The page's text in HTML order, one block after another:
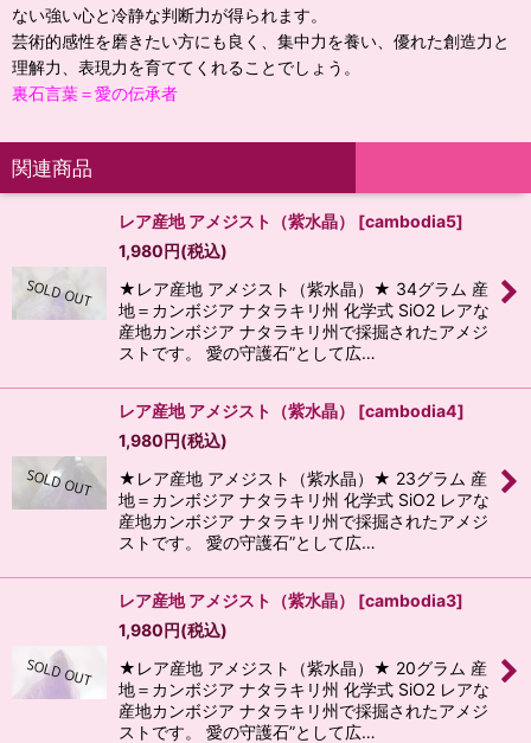
ない強い心と冷静な判断力が得られます。
芸術的感性を磨きたい方にも良く、集中力を養い、優れた創造力と
理解力、表現力を育ててくれることでしょう。
裏石言葉＝愛の伝承者
関連商品
レア産地 アメジスト（紫水晶） [cambodia5]
1,980円(税込)
★レア産地 アメジスト（紫水晶）★ 34グラム 産
地＝カンボジア ナタラキリ州 化学式 SiO2 レアな
産地カンボジア ナタラキリ州で採掘されたアメジ
ストです。 愛の守護石”として広…
レア産地 アメジスト（紫水晶） [cambodia4]
1,980円(税込)
★レア産地 アメジスト（紫水晶）★ 23グラム 産
地＝カンボジア ナタラキリ州 化学式 SiO2 レアな
産地カンボジア ナタラキリ州で採掘されたアメジ
ストです。 愛の守護石”として広…
レア産地 アメジスト（紫水晶） [cambodia3]
1,980円(税込)
★レア産地 アメジスト（紫水晶）★ 20グラム 産
地＝カンボジア ナタラキリ州 化学式 SiO2 レアな
産地カンボジア ナタラキリ州で採掘されたアメジ
ストです。 愛の守護石”として広…